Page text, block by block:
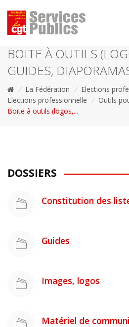
BOITE À OUTILS
GUIDES,
/ La Fédération / Elections
Elections professionnelle / Outils
Boite à outils (logos,...
DOSSIERS
Constitution des
Guides
Images, logos
Matériel de